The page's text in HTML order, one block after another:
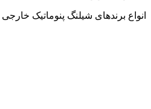
انواع برندهای شیلنگ پنوماتیک خارجی